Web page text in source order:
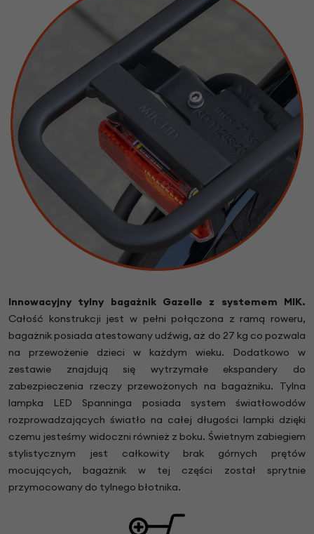
Innowacyjny tylny bagażnik Gazelle z systemem MIK.
Całość konstrukcji jest w pełni połączona z ramą roweru,
bagażnik posiada atestowany udźwig, aż do 27 kg co pozwala
na przewożenie dzieci w każdym wieku. Dodatkowo w
zestawie znajdują się wytrzymałe ekspandery do
zabezpieczenia rzeczy przewożonych na bagażniku. Tylna
lampka LED Spanninga posiada system światłowodów
rozprowadzających światło na całej długości lampki dzięki
czemu jesteśmy widoczni również z boku. Świetnym zabiegiem
stylistycznym jest całkowity brak górnych prętów
mocujących, bagażnik w tej części został sprytnie
przymocowany do tylnego błotnika.